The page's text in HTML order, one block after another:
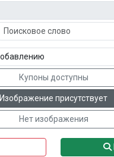
Купоны доступны
Изображение присутствует
Нет изображения